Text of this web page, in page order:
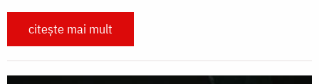
citește mai mult